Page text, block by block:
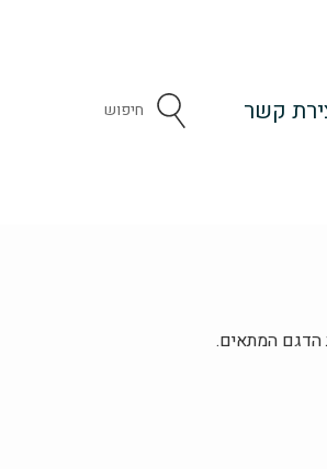
קשר
Search
הדגם המתאים.